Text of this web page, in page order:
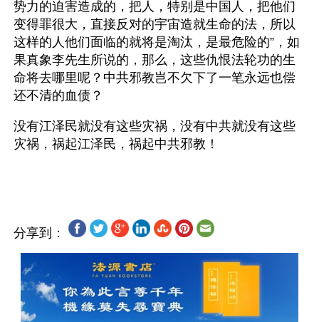
势力的迫害造成的，把人，特别是中国人，把他们
变得罪很大，直接反对的宇宙造就生命的法，所以
这样的人他们面临的就将是淘汰，是最危险的”，如
果真象李先生所说的，那么，这些仇恨法轮功的生
命将去哪里呢？中共邪教岂不欠下了一笔永远也偿
还不清的血债？
没有江泽民就没有这些灾祸，没有中共就没有这些
灾祸，祸起江泽民，祸起中共邪教！
分享到：